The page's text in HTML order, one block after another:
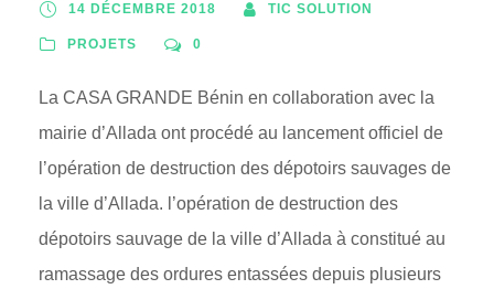
14 DÉCEMBRE 2018 TIC SOLUTION
PROJETS 0
La CASA GRANDE Bénin en collaboration avec la
mairie d’Allada ont procédé au lancement officiel de
l’opération de destruction des dépotoirs sauvages de
la ville d’Allada. l’opération de destruction des
dépotoirs sauvage de la ville d’Allada à constitué au
ramassage des ordures entassées depuis plusieurs